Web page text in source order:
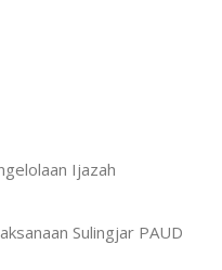
Ijazah
Sulingjar PAUD